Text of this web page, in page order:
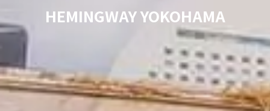
HEMINGWAY YOKOHAMA